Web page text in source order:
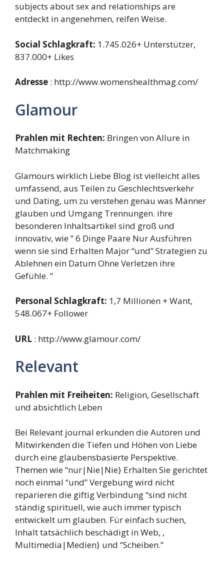
subjects about sex and relationships are
entdeckt in angenehmen, reifen Weise.
Social Schlagkraft: 1.745.026+ Unterstützer,
837.000+ Likes
Adresse : http://www.womenshealthmag.com/
Glamour
Prahlen mit Rechten: Bringen von Allure in
Matchmaking
Glamours wirklich Liebe Blog ist vielleicht alles
umfassend, aus Teilen zu Geschlechtsverkehr
und Dating, um zu verstehen genau was Männer
glauben und Umgang Trennungen. ihre
besonderen Inhaltsartikel sind groß und
innovativ, wie ” 6 Dinge Paare Nur Ausführen
wenn sie sind Erhalten Major “und” Strategien zu
Ablehnen ein Datum Ohne Verletzen ihre
Gefühle. “
Personal Schlagkraft: 1,7 Millionen + Want,
548.067+ Follower
URL : http://www.glamour.com/
Relevant
Prahlen mit Freiheiten: Religion, Gesellschaft
und absichtlich Leben
Bei Relevant journal erkunden die Autoren und
Mitwirkenden die Tiefen und Höhen von Liebe
durch eine glaubensbasierte Perspektive.
Themen wie “nur|Nie|Nie} Erhalten Sie gerichtet
noch einmal “und” Vergebung wird nicht
reparieren die giftig Verbindung “sind nicht
ständig spirituell, wie auch immer typisch
entwickelt um glauben. Für einfach suchen,
Inhalt tatsächlich beschädigt in Web, ,
Multimedia|Medien} und “Scheiben.”